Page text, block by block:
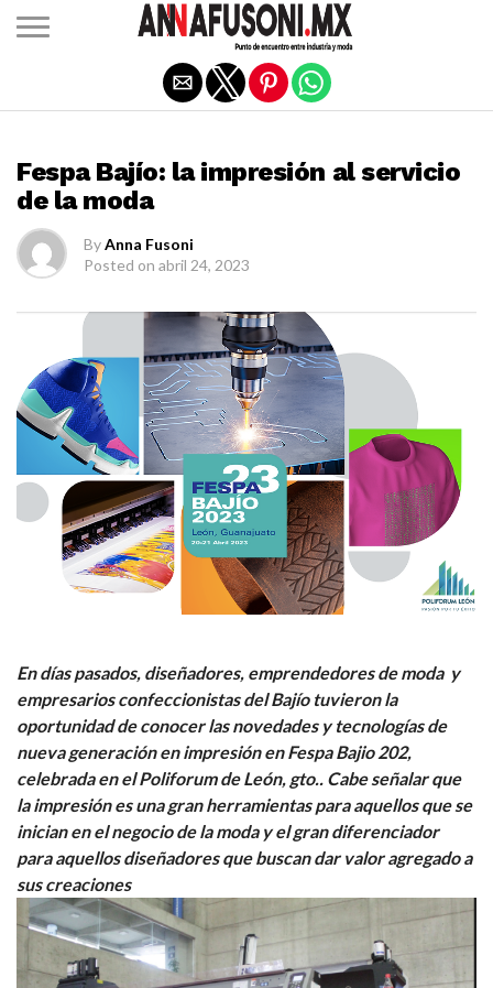
Fespa Bajío: la impresión al servicio
de la moda
ByAnna Fusoni
Posted on abril 24, 2023
En días pasados, diseñadores, emprendedores de moda y
empresarios confeccionistas del Bajío tuvieron la
oportunidad de conocer las novedades y tecnologías de
nueva generación en impresión en Fespa Bajio 202,
celebrada en el Poliforum de León, gto.. Cabe señalar que
la impresión es una gran herramientas para aquellos que se
inician en el negocio de la moda y el gran diferenciador
para aquellos diseñadores que buscan dar valor agregado a
sus creaciones
Salir de la versión móvil